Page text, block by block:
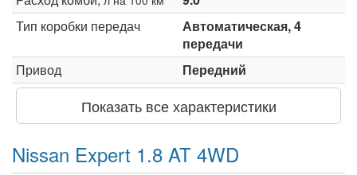
Тип коробки передач
Автоматическая, 4
передачи
Привод
Передний
Показать все характеристики
Nissan Expert 1.8 AT 4WD